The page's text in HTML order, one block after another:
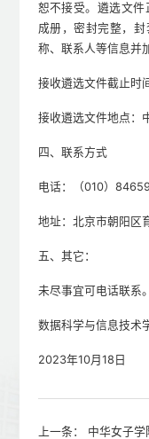
恕不接受。遴选文
成册，密封完整，
称、联系人等信息并
接收遴选文件截止时
接收遴选文件地点：
四、联系方式
电话：（010）
地址：北京市朝阳区
五、其它：
未尽事宜可电话联系。
数据科学与信息技术
2023年10月18日
上一条： 中华女子